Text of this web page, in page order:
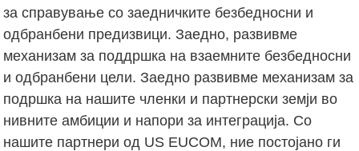
за справување со заедничките безбедносни и
одбранбени предизвици. Заедно, развивме
механизам за поддршка на взаемните безбедносни
и одбранбени цели. Заедно развивме механизам за
подршка на нашите членки и партнерски земји во
нивните амбиции и напори за интеграција. Со
нашите партнери од US EUCOM, ние постојано ги